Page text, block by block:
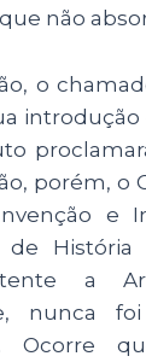
não
o
introdução
porém, o
e
de História
a
nunca
Ocorre